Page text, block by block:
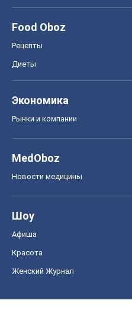
Food Oboz
Рецепты
Диеты
Экономика
Рынки и компании
MedOboz
Новости медицины
Шоу
Афиша
Красота
Женский Журнал